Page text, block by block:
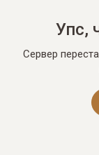
Упс,
Сервер